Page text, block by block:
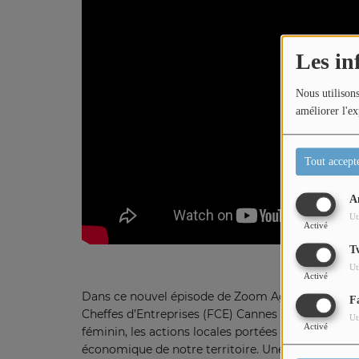
Les
Nous
améliorer
Tout
Activé
Activé
Activé
Contactez-nous
Dans ce nouvel épisode de Zoom Agglo,
Cheffes d’Entreprises (FCE) Cannes Côte
féminin, les actions locales portées par FCE, et
économique de notre territoire. Une interview